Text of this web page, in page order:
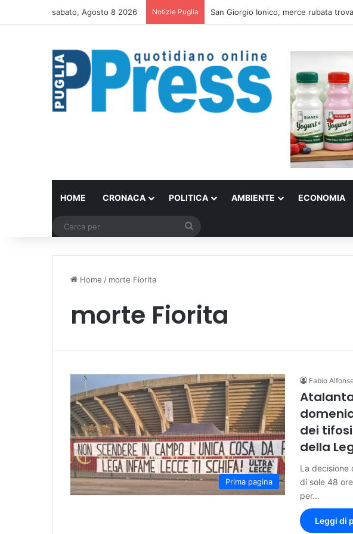
sabato, Agosto 8 2026 Notizie Puglia Bari trasforma una villa confiscata
HOME CRONACA POLITICA AMBIENTE ECONOMIA
Home / morte Fiorita
morte Fiorita
Prima pagina
Fabio
dei
della
La decisione
di sole 48
per…
Leggi di